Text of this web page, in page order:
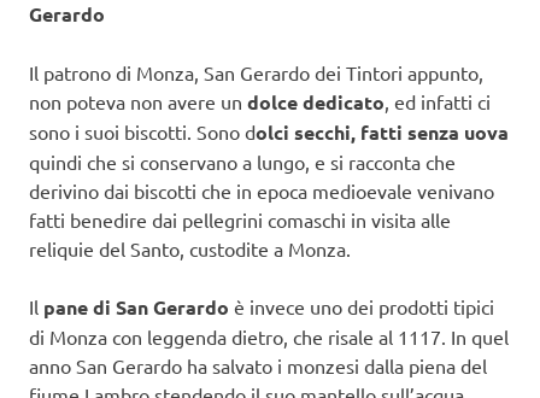
Gerardo
Il patrono di Monza, San Gerardo dei Tintori appunto,
non poteva non avere un dolce dedicato, ed infatti ci
sono i suoi biscotti. Sono dolci secchi, fatti senza uova
quindi che si conservano a lungo, e si racconta che
derivino dai biscotti che in epoca medioevale venivano
fatti benedire dai pellegrini comaschi in visita alle
reliquie del Santo, custodite a Monza.
Il pane di San Gerardo è invece uno dei prodotti tipici
di Monza con leggenda dietro, che risale al 1117. In quel
anno San Gerardo ha salvato i monzesi dalla piena del